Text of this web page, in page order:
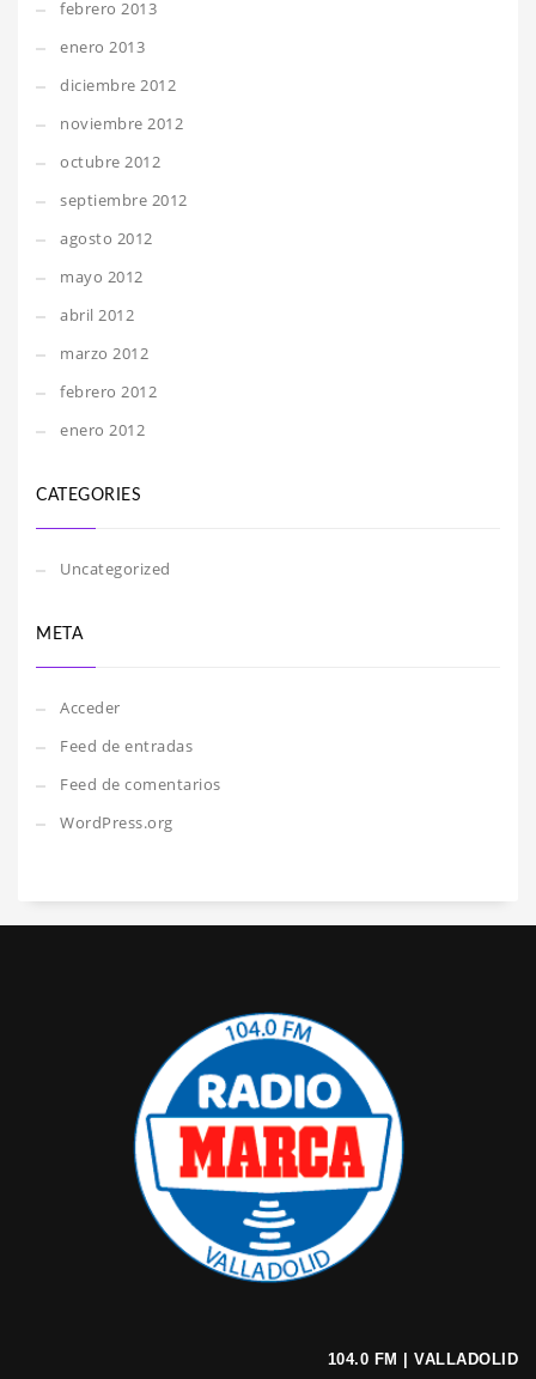
febrero 2013
enero 2013
diciembre 2012
noviembre 2012
octubre 2012
septiembre 2012
agosto 2012
mayo 2012
abril 2012
marzo 2012
febrero 2012
enero 2012
CATEGORIES
Uncategorized
META
Acceder
Feed de entradas
Feed de comentarios
WordPress.org
104.0 FM | VALLADOLID